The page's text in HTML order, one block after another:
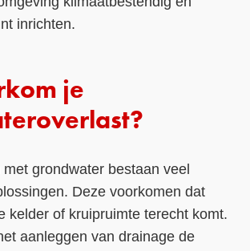
inrichten.
je
grondwater bestaan veel
Deze voorkomen dat
kelder of kruipruimte terecht komt.
aanleggen van drainage de